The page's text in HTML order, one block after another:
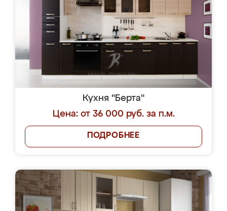
Кухня "Берта"
Цена: от 36 000 руб. за п.м.
ПОДРОБНЕЕ